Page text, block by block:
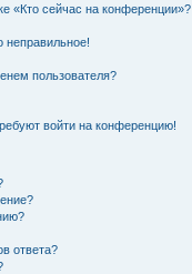
«Кто сейчас на конференции»?
неправильное!
пользователя?
войти на конференцию!
ответа?